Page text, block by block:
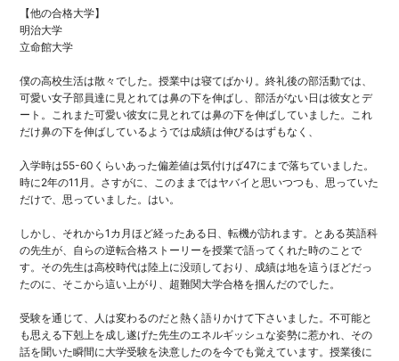
【他の合格大学】
明治大学
立命館大学
僕の高校生活は散々でした。授業中は寝てばかり。終礼後の部活動では、
可愛い女子部員達に見とれては鼻の下を伸ばし、部活がない日は彼女とデ
ート。これまた可愛い彼女に見とれては鼻の下を伸ばしていました。これ
だけ鼻の下を伸ばしているようでは成績は伸びるはずもなく、
入学時は55-60くらいあった偏差値は気付けば47にまで落ちていました。
時に2年の11月。さすがに、このままではヤバイと思いつつも、思っていた
だけで、思っていました。はい。
しかし、それから1カ月ほど経ったある日、転機が訪れます。とある英語科
の先生が、自らの逆転合格ストーリーを授業で語ってくれた時のことで
す。その先生は高校時代は陸上に没頭しており、成績は地を這うほどだっ
たのに、そこから這い上がり、超難関大学合格を掴んだのでした。
受験を通じて、人は変わるのだと熱く語りかけて下さいました。不可能と
も思える下剋上を成し遂げた先生のエネルギッシュな姿勢に惹かれ、その
話を聞いた瞬間に大学受験を決意したのを今でも覚えています。授業後に